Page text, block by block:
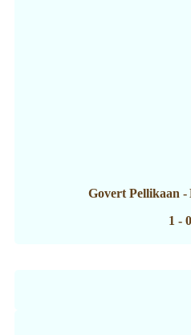
Govert Pellikaan -
1 - 0